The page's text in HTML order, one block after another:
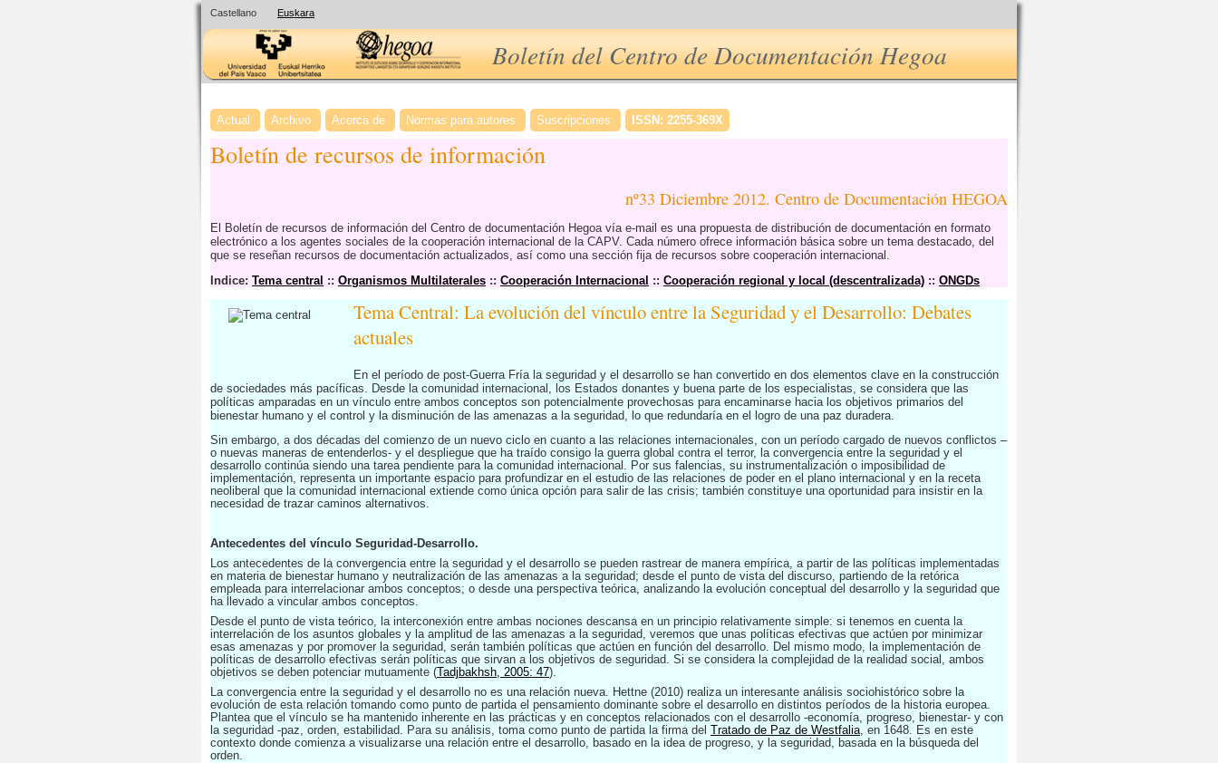
Castellano Euskara
Boletín del Centro de Documentación Hegoa
Actual Archivo Acerca de Normas para autores Suscripciones ISSN: 2255-369X
Boletín de recursos de información
nº33 Diciembre 2012. Centro de Documentación HEGOA
El Boletín de recursos de información del Centro de documentación Hegoa vía e-mail es una propuesta de distribución de documentación en formato
electrónico a los agentes sociales de la cooperación internacional de la CAPV. Cada número ofrece información básica sobre un tema destacado, del
que se reseñan recursos de documentación actualizados, así como una sección fija de recursos sobre cooperación internacional.
Indice: Tema central :: Organismos Multilaterales :: Cooperación Internacional :: Cooperación regional y local (descentralizada) :: ONGDs
Tema Central: La evolución del vínculo entre la Seguridad y el Desarrollo: Debates
actuales
En el período de post-Guerra Fría la seguridad y el desarrollo se han convertido en dos elementos clave en la construcción
de sociedades más pacíficas. Desde la comunidad internacional, los Estados donantes y buena parte de los especialistas, se considera que las
políticas amparadas en un vínculo entre ambos conceptos son potencialmente provechosas para encaminarse hacia los objetivos primarios del
bienestar humano y el control y la disminución de las amenazas a la seguridad, lo que redundaría en el logro de una paz duradera.
Sin embargo, a dos décadas del comienzo de un nuevo ciclo en cuanto a las relaciones internacionales, con un período cargado de nuevos conflictos –
o nuevas maneras de entenderlos- y el despliegue que ha traído consigo la guerra global contra el terror, la convergencia entre la seguridad y el
desarrollo continúa siendo una tarea pendiente para la comunidad internacional. Por sus falencias, su instrumentalización o imposibilidad de
implementación, representa un importante espacio para profundizar en el estudio de las relaciones de poder en el plano internacional y en la receta
neoliberal que la comunidad internacional extiende como única opción para salir de las crisis; también constituye una oportunidad para insistir en la
necesidad de trazar caminos alternativos.
Antecedentes del vínculo Seguridad-Desarrollo.
Los antecedentes de la convergencia entre la seguridad y el desarrollo se pueden rastrear de manera empírica, a partir de las políticas implementadas
en materia de bienestar humano y neutralización de las amenazas a la seguridad; desde el punto de vista del discurso, partiendo de la retórica
empleada para interrelacionar ambos conceptos; o desde una perspectiva teórica, analizando la evolución conceptual del desarrollo y la seguridad que
ha llevado a vincular ambos conceptos.
Desde el punto de vista teórico, la interconexión entre ambas nociones descansa en un principio relativamente simple: si tenemos en cuenta la
interrelación de los asuntos globales y la amplitud de las amenazas a la seguridad, veremos que unas políticas efectivas que actúen por minimizar
esas amenazas y por promover la seguridad, serán también políticas que actúen en función del desarrollo. Del mismo modo, la implementación de
políticas de desarrollo efectivas serán políticas que sirvan a los objetivos de seguridad. Si se considera la complejidad de la realidad social, ambos
objetivos se deben potenciar mutuamente (Tadjbakhsh, 2005: 47).
La convergencia entre la seguridad y el desarrollo no es una relación nueva. Hettne (2010) realiza un interesante análisis sociohistórico sobre la
evolución de esta relación tomando como punto de partida el pensamiento dominante sobre el desarrollo en distintos períodos de la historia europea.
Plantea que el vínculo se ha mantenido inherente en las prácticas y en conceptos relacionados con el desarrollo -economía, progreso, bienestar- y con
la seguridad -paz, orden, estabilidad. Para su análisis, toma como punto de partida la firma del Tratado de Paz de Westfalia, en 1648. Es en este
contexto donde comienza a visualizarse una relación entre el desarrollo, basado en la idea de progreso, y la seguridad, basada en la búsqueda del
orden.